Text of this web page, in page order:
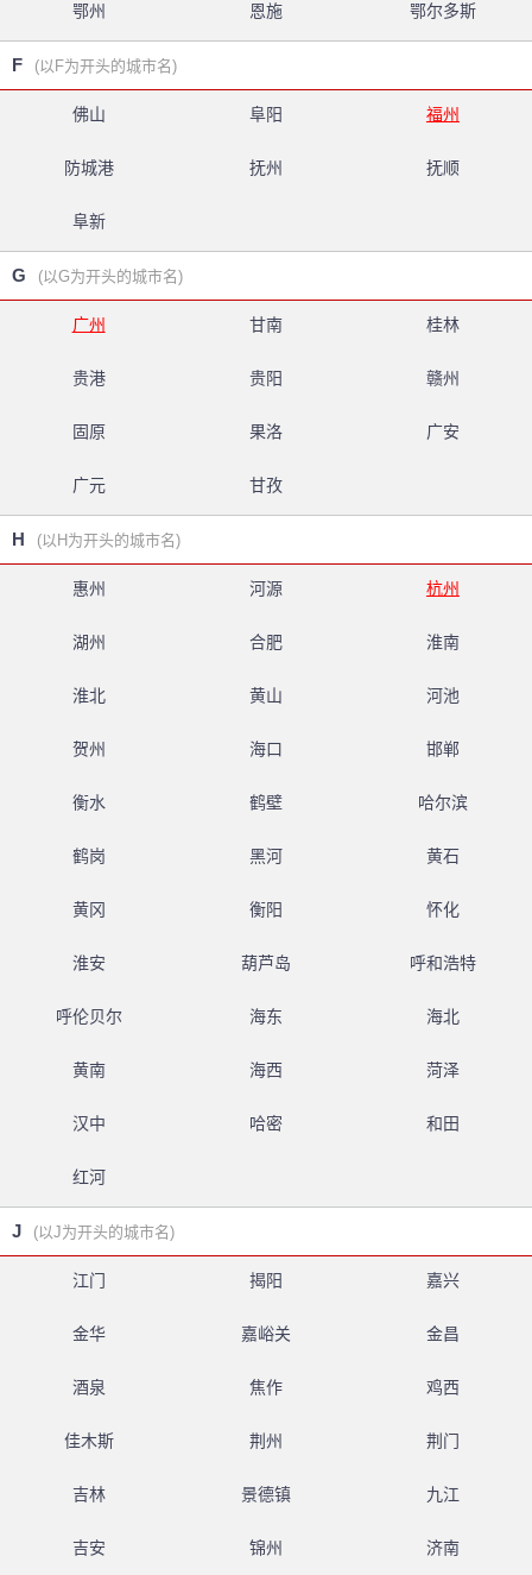
鄂州 恩施 鄂尔多斯
F (以F为开头的城市名)
佛山 阜阳 福州
防城港 抚州 抚顺
阜新
G (以G为开头的城市名)
广州 甘南 桂林
贵港 贵阳 赣州
固原 果洛 广安
广元 甘孜
H (以H为开头的城市名)
惠州 河源 杭州
湖州 合肥 淮南
淮北 黄山 河池
贺州 海口 邯郸
衡水 鹤壁 哈尔滨
鹤岗 黑河 黄石
黄冈 衡阳 怀化
淮安 葫芦岛 呼和浩特
呼伦贝尔 海东 海北
黄南 海西 菏泽
汉中 哈密 和田
红河
J (以J为开头的城市名)
江门 揭阳 嘉兴
金华 嘉峪关 金昌
酒泉 焦作 鸡西
佳木斯 荆州 荆门
吉林 景德镇 九江
吉安 锦州 济南